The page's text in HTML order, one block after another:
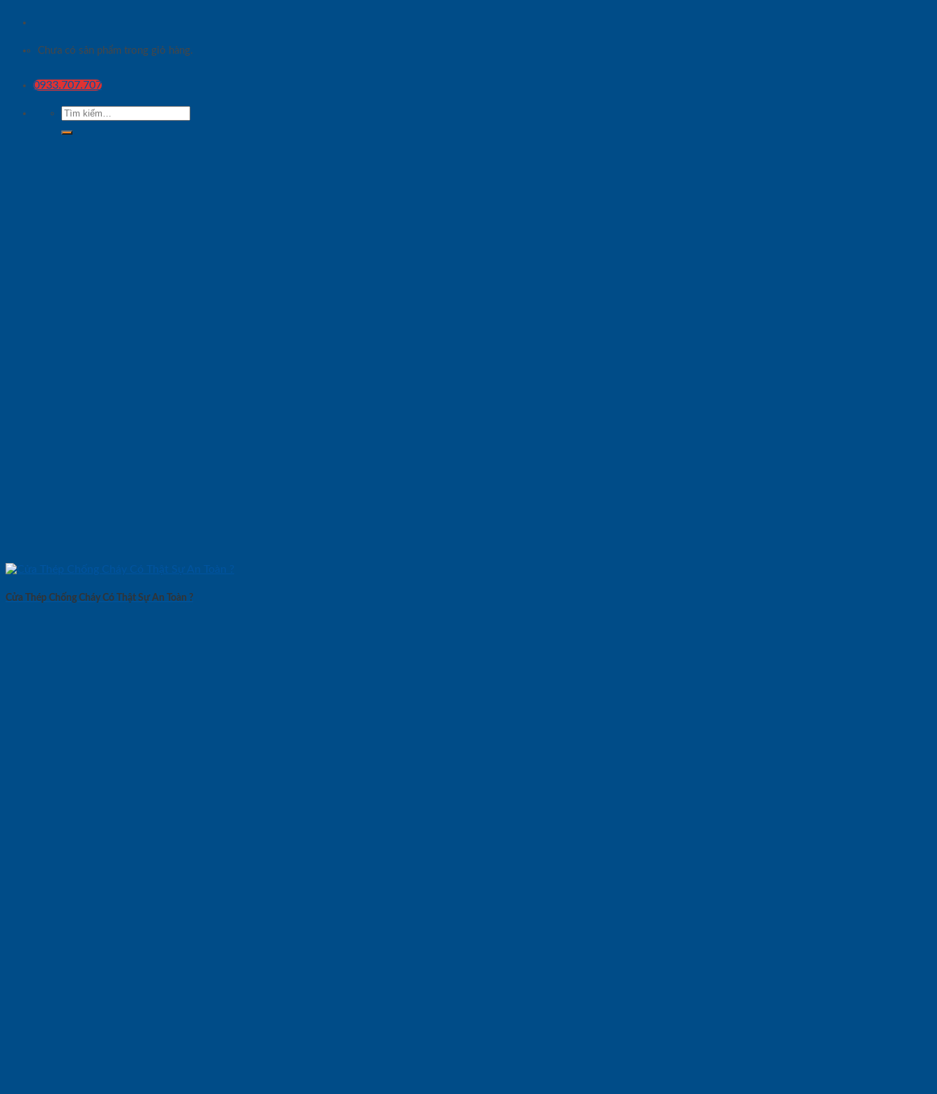
Chưa có sản phẩm trong giỏ hàng.
0933.707.707
Tìm
kiếm:
Cửa Thép Chống Cháy Có Thật Sự An Toàn ?